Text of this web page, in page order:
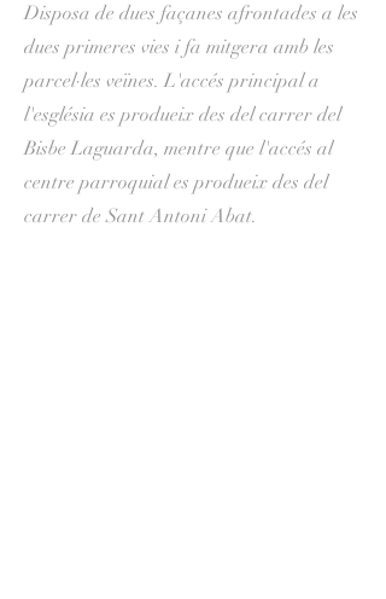
Disposa de dues façanes afrontades a les
dues primeres vies i fa mitgera amb les
parcel·les veïnes. L'accés principal a
l'església es produeix des del carrer del
Bisbe Laguarda, mentre que l'accés al
centre parroquial es produeix des del
carrer de Sant Antoni Abat.